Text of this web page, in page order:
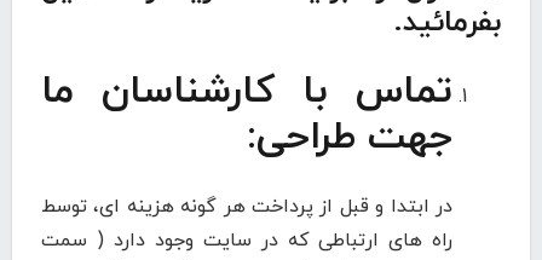
بفرمائید.
تماس با کارشناسان ما
جهت طراحی:
در ابتدا و قبل از پرداخت هر گونه هزینه ای، توسط
راه های ارتباطی که در سایت وجود دارد ( سمت